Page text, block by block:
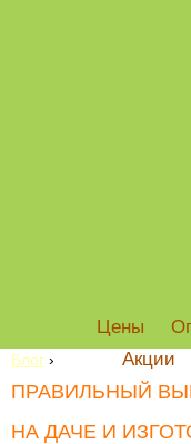
Цены
Акции
Блог ›
ПРАВИЛЬНЫЙ
НА ДАЧЕ И